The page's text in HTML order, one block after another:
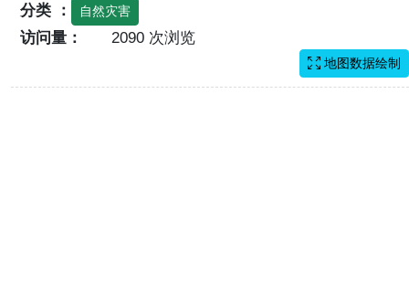
分类 ：
自然灾害
访问量： 2090 次浏览
地图数据绘制